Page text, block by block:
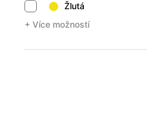
Žlutá
+ Více možností